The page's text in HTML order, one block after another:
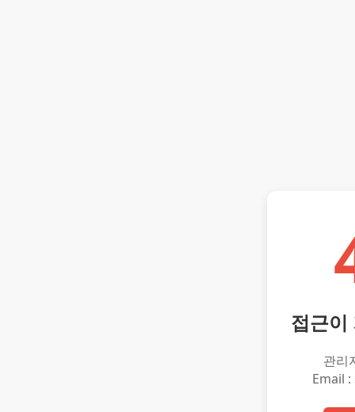
접근이
관리
Email